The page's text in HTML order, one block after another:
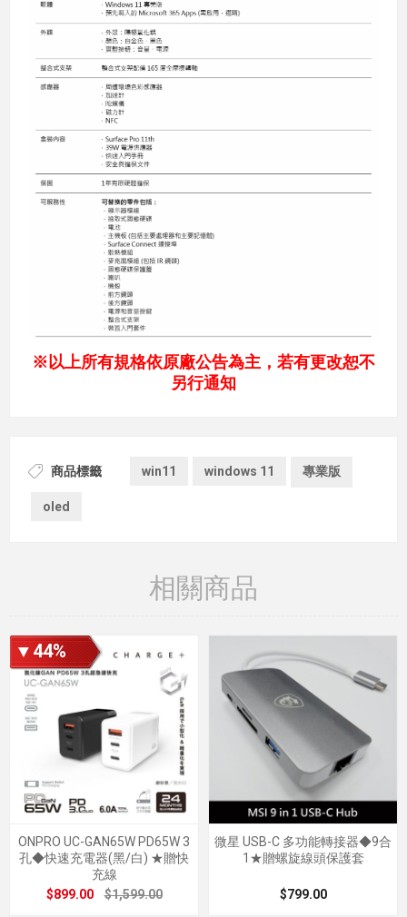
※以上所有規格依原廠公告為主，若有更改恕不
另行通知
商品標籤 win11 windows 11 專業版
oled
相關商品
▼44%
ONPRO UC-GAN65W PD65W 3
孔◆快速充電器(黑/白) ★贈快
充線
$899.00
$1,599.00
微星 USB-C 多功能轉接器◆9合
1★贈螺旋線頭保護套
$799.00